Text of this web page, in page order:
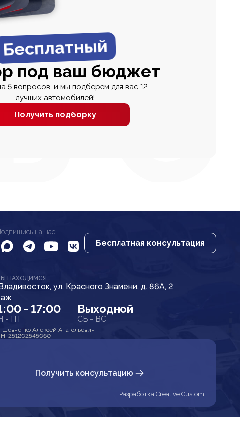
000
2 670 000
Бесплатный
под ваш бюджет
5 вопросов, и мы подберём для вас 12
лучших автомобилей!
Получить подборку
на нас
Бесплатная консультация
НАХОДИМСЯ
ул. Красного Знамени, д. 86А, 2
- 17:00
- ПТ
Выходной
СБ - ВС
Шевченко Алексей Анатольевич
251202545060
Получить консультацию
Разработка Creative Custom